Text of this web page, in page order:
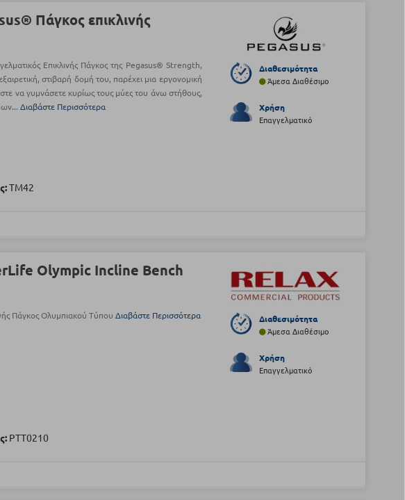
Πάγκος επικλινής
Επικλινής Πάγκος της Pegasus® Strength,
στιβαρή δομή του, παρέχει μια εργονομική
να γυμνάσετε κυρίως τους μύες του άνω στήθους,
Διαβάστε Περισσότερα
TM42
Διαθεσιμότητα
Άμεσα Διαθέσιμο
Χρήση
Επαγγελματικό
Olympic Incline Bench
Πάγκος Ολυμπιακού ΤύπουΔιαβάστε Περισσότερα
PTT0210
Διαθεσιμότητα
Άμεσα Διαθέσιμο
Χρήση
Επαγγελματικό